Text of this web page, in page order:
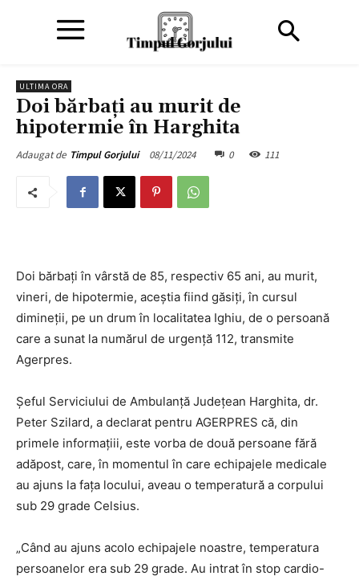
ULTIMA ORA
Doi bărbaţi au murit de
hipotermie în Harghita
Adaugat de Timpul Gorjului 08/11/2024 0 111
Doi bărbaţi în vârstă de 85, respectiv 65 ani, au murit,
vineri, de hipotermie, aceştia fiind găsiţi, în cursul
dimineţii, pe un drum în localitatea Ighiu, de o persoană
care a sunat la numărul de urgenţă 112, transmite
Agerpres.
Şeful Serviciului de Ambulanţă Judeţean Harghita, dr.
Peter Szilard, a declarat pentru AGERPRES că, din
primele informaţiii, este vorba de două persoane fără
adăpost, care, în momentul în care echipajele medicale
au ajuns la faţa locului, aveau o temperatură a corpului
sub 29 grade Celsius.
„Când au ajuns acolo echipajele noastre, temperatura
persoanelor era sub 29 grade. Au intrat în stop cardio-